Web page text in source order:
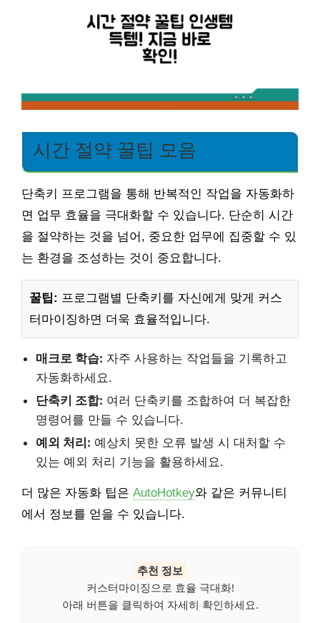
시간 절약 꿀팁 모음
단축키 프로그램을 통해 반복적인 작업을 자동화하
면 업무 효율을 극대화할 수 있습니다. 단순히 시간
을 절약하는 것을 넘어, 중요한 업무에 집중할 수 있
는 환경을 조성하는 것이 중요합니다.
꿀팁: 프로그램별 단축키를 자신에게 맞게 커스
터마이징하면 더욱 효율적입니다.
매크로 학습: 자주 사용하는 작업들을 기록하고
자동화하세요.
단축키 조합: 여러 단축키를 조합하여 더 복잡한
명령어를 만들 수 있습니다.
예외 처리: 예상치 못한 오류 발생 시 대처할 수
있는 예외 처리 기능을 활용하세요.
더 많은 자동화 팁은 AutoHotkey와 같은 커뮤니티
에서 정보를 얻을 수 있습니다.
추천 정보
커스터마이징으로 효율 극대화!
아래 버튼을 클릭하여 자세히 확인하세요.